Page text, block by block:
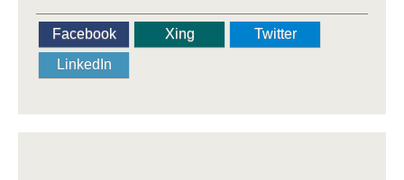
Facebook Xing
Twitter
LinkedIn